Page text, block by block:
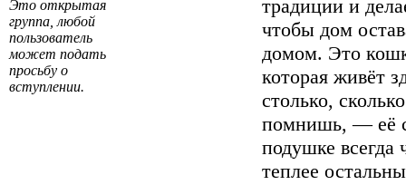
Это открытая
группа, любой
пользователь
может подать
просьбу о
вступлении.
традиции и
чтобы дом
домом. Это
которая живёт
столько,
помнишь, — её
подушке всегда
теплее